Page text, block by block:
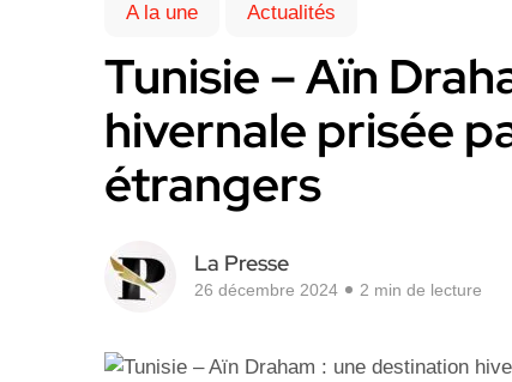
A la une Actualités
Tunisie – Aïn
hivernale prisée
étrangers
La Presse
26 décembre 2024 2 min de lecture